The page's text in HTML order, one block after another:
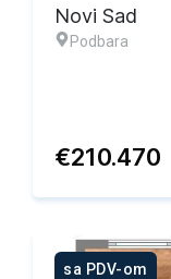
Novi Sad
Podbara
€210.470
sa PDV-om